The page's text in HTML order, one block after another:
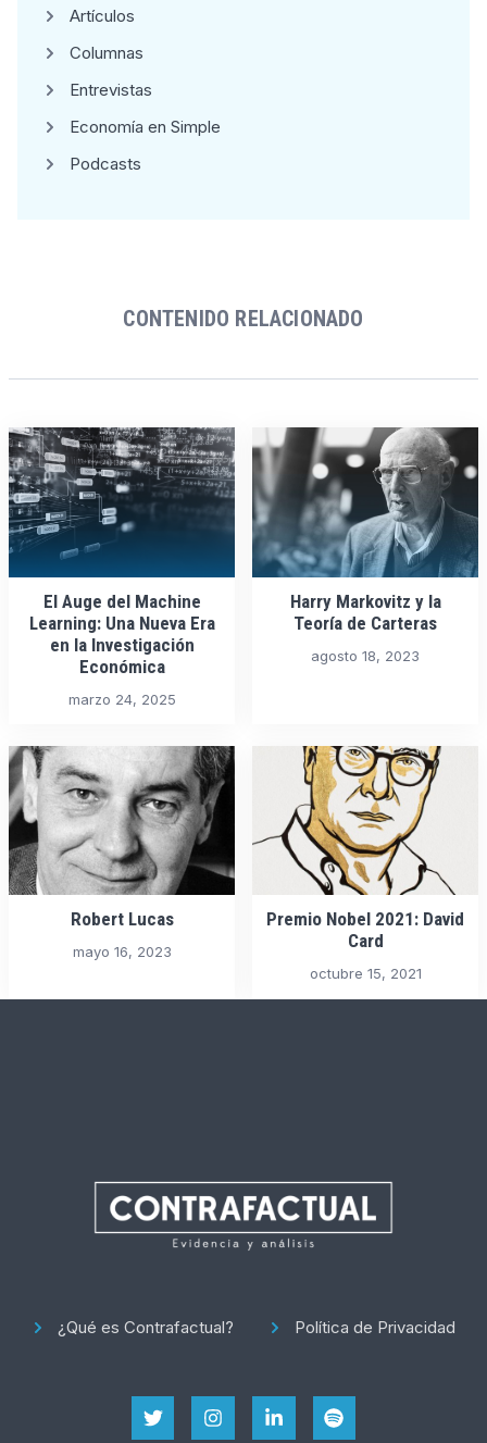
Artículos
Columnas
Entrevistas
Economía en Simple
Podcasts
CONTENIDO RELACIONADO
El Auge del Machine
Learning: Una Nueva Era
en la Investigación
Económica
marzo 24, 2025
Harry Markovitz y la
Teoría de Carteras
agosto 18, 2023
Robert Lucas
mayo 16, 2023
Premio Nobel 2021: David
Card
octubre 15, 2021
¿Qué es Contrafactual? Política de Privacidad